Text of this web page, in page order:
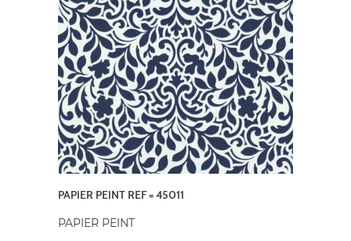
PAPIER PEINT REF = 45011
PAPIER PEINT